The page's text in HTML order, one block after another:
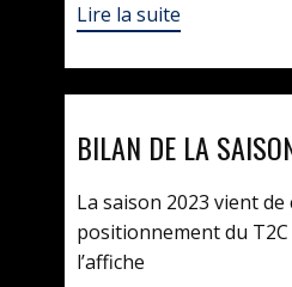
Lire la suite
BILAN DE LA
La saison 2023 vient
positionnement du
l’affiche